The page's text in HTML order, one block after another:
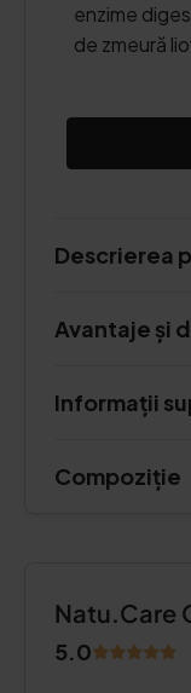
enzime
de zmeură
Descrierea
Avantaje și
Informații
Compoziție
Natu.Care
5.0